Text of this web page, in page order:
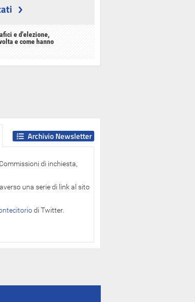
e d'elezione,
e come hanno
di inchiesta,
una serie di link al sito
di Twitter.
Archivio Newsletter